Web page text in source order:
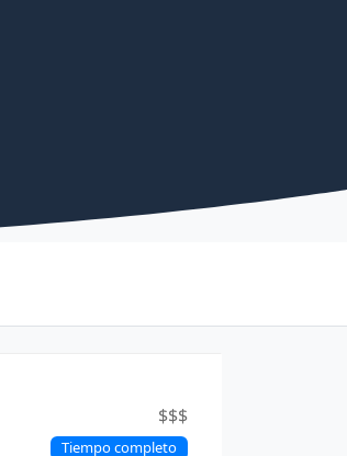
$$$
Tiempo completo